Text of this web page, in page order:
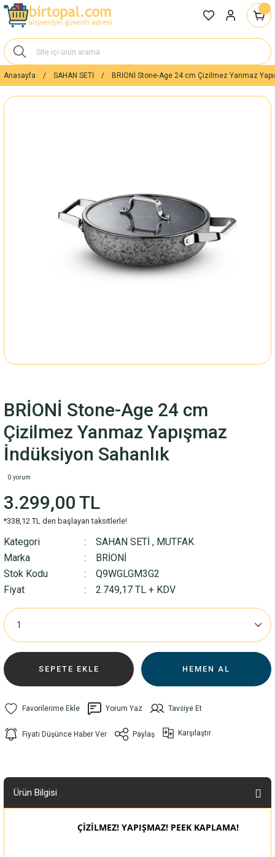
Anasayfa SAHAN SETİ BRİONİ Stone-Age 24 cm Çizilmez Yanmaz
BRİONİ Stone-Age 24 cm
Çizilmez Yanmaz Yapışmaz
İndüksiyon Sahanlık
0 yorum
3.299,00 TL
*338,12 TL den başlayan taksitlerle!
Kategori SAHAN SETİ , MUTFAK
Marka
BRİONİ
Stok Kodu
Q9WGLGM3G2
Fiyat
2.749,17 TL + KDV
SEPETE EKLE HEMEN AL
Yorum Yaz Tavsiye Et
Fiyatı Düşünce Haber Ver Paylaş Karşılaştır
Ürün Bilgisi
ÇİZİLMEZ! YAPIŞMAZ! PEEK KAPLAMA!